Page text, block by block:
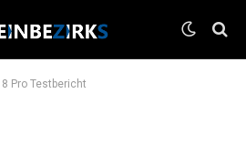
Pro Testbericht